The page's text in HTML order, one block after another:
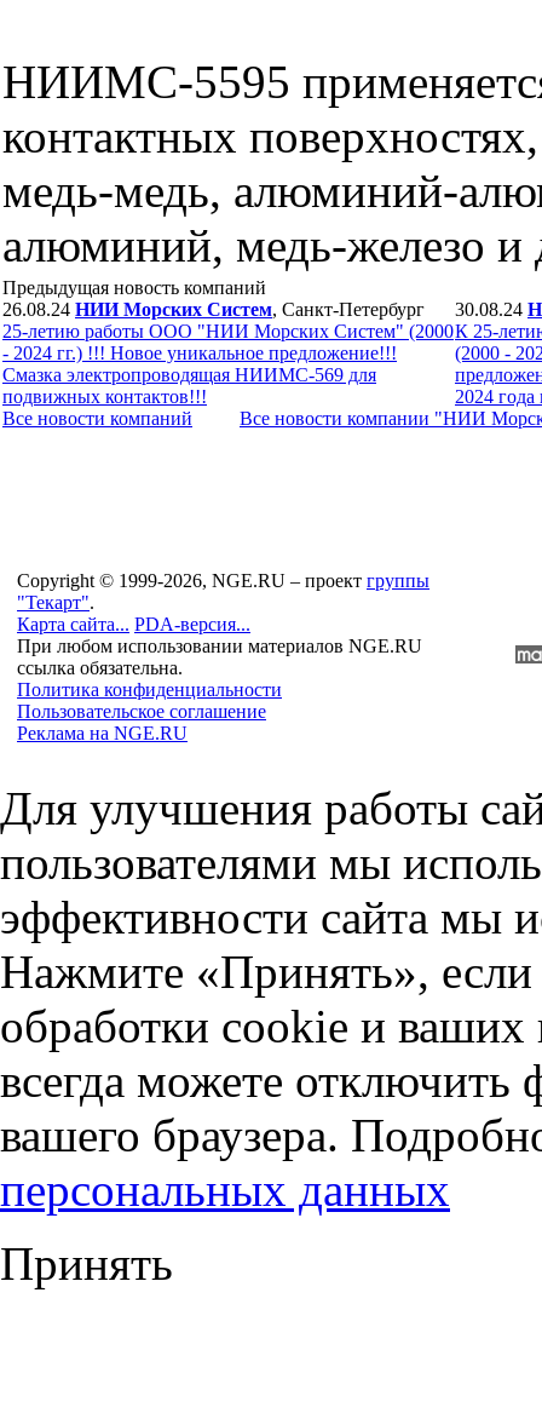
НИИМС-5595
контактных
медь-медь, алюминий-
алюминий, медь-железо и
Предыдущая новость компаний
26.08.24 НИИ Морских Систем, Санкт-Петербург
25-летию работы ООО "НИИ Морских Систем" (2000
- 2024 гг.) !!! Новое уникальное предложение!!!
Смазка электропроводящая НИИМС-569 для
подвижных контактов!!!
30.08.24
К 25-
(2000 -
2024
Все новости компaний
Все новости компaнии "НИИ
Copyright © 1999-2026, NGE.RU – проект группы
"Текарт".
Карта сайта... PDA-версия...
При любом использовании материалов NGE.RU
ссылка обязательна.
Политика конфиденциальности
Пользовательское соглашение
Реклама на NGE.RU
Для улучшения работы
пользователями мы
эффективности сайта мы
Нажмите «Принять», если
обработки cookie и
всегда можете отключить
вашего браузера.
персональных данных
Принять